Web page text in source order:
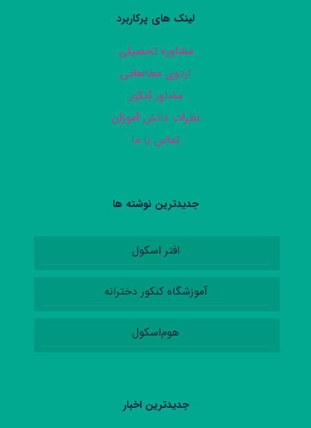
لینک های پرکاربرد
مشاوره تحصیلی
اردوی مطالعاتی
مشاور کنکور
نظرات دانش آموزان
تماس با ما
جدیدترین نوشته ها
افتر اسکول
آموزشگاه کنکور دخترانه
هوم‌اسکول
جدیدترین اخبار